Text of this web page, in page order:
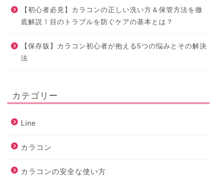
【初心者必見】カラコンの正しい洗い方＆保管方法を徹
底解説！目のトラブルを防ぐケアの基本とは？
【保存版】カラコン初心者が抱える5つの悩みとその解決
法
カテゴリー
Line
カラコン
カラコンの安全な使い方